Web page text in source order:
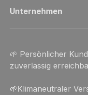
Unternehmen
🌱 Persönlicher
zuverlässig
🌱Klimaneutraler